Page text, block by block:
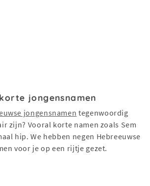
jongensnamen
jongensnamen tegenwoordig
zijn? Vooral korte namen zoals Sem
hip. We hebben negen Hebreeuwse
voor je op een rijtje gezet.